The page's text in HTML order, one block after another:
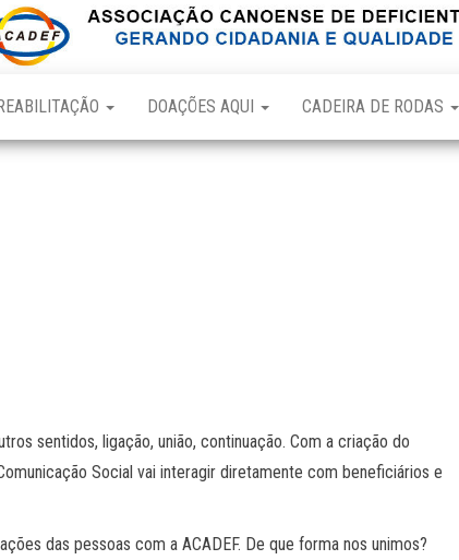
DOAÇÕES AQUI CADEIRA DE RODAS
sentidos, ligação, união, continuação. Com a criação do
Social vai interagir diretamente com beneficiários e
das pessoas com a ACADEF. De que forma nos unimos?